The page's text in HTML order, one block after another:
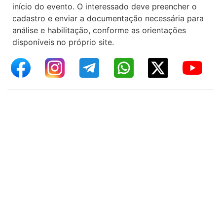
início do evento. O interessado deve preencher o
cadastro e enviar a documentação necessária para
análise e habilitação, conforme as orientações
disponíveis no próprio site.